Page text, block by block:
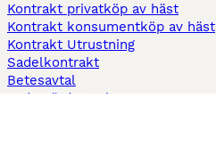
Kontrakt privatköp av häst
Kontrakt konsumentköp av häst
Kontrakt Utrustning
Sadelkontrakt
Betesavtal
Fodervärdsavtal